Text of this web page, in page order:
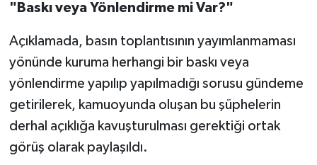
"Baskı veya Yönlendirme mi Var?"
Açıklamada, basın toplantısının yayımlanmaması
yönünde kuruma herhangi bir baskı veya
yönlendirme yapılıp yapılmadığı sorusu gündeme
getirilerek, kamuoyunda oluşan bu şüphelerin
derhal açıklığa kavuşturulması gerektiği ortak
görüş olarak paylaşıldı.